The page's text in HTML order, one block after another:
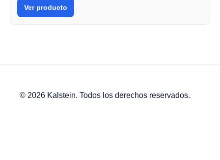
Ver producto
© 2026 Kalstein. Todos los derechos reservados.